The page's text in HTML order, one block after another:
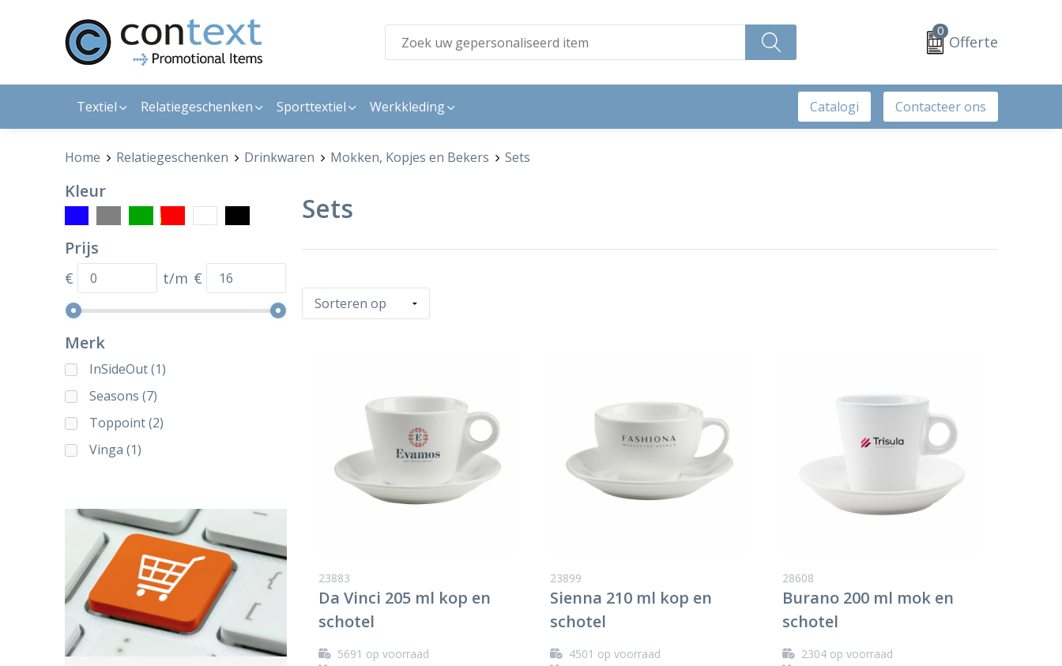
0
Offerte
Textiel Relatiegeschenken Sporttextiel Werkkleding Catalogi Contacteer ons
Home Relatiegeschenken Drinkwaren Mokken, Kopjes en Bekers Sets
Kleur
Prijs
€ t/m €
Merk
InSideOut (1)
Seasons (7)
Toppoint (2)
Vinga (1)
Sets
23883
Da Vinci 205 ml kop en
schotel
5691 op voorraad
23899
Sienna 210 ml kop en
schotel
4501 op voorraad
28608
Burano 200 ml mok en
schotel
2304op voorraad